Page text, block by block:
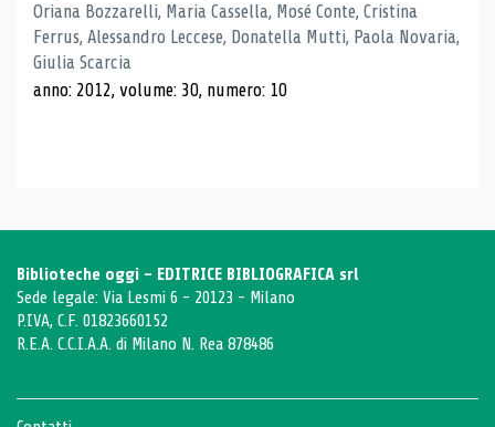
Oriana Bozzarelli, Maria Cassella, Mosé Conte, Cristina
Ferrus, Alessandro Leccese, Donatella Mutti, Paola Novaria,
Giulia Scarcia
anno: 2012, volume: 30, numero: 10
Biblioteche oggi - EDITRICE BIBLIOGRAFICA srl
Sede legale: Via Lesmi 6 - 20123 - Milano
P.IVA, C.F. 01823660152
R.E.A. C.C.I.A.A. di Milano N. Rea 878486